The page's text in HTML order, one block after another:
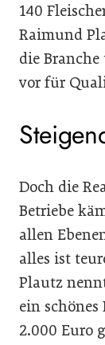
140
Raimund
die
vor für
Doch die
Betriebe
allen
alles ist
Plautz
ein schönes
2.000 Euro